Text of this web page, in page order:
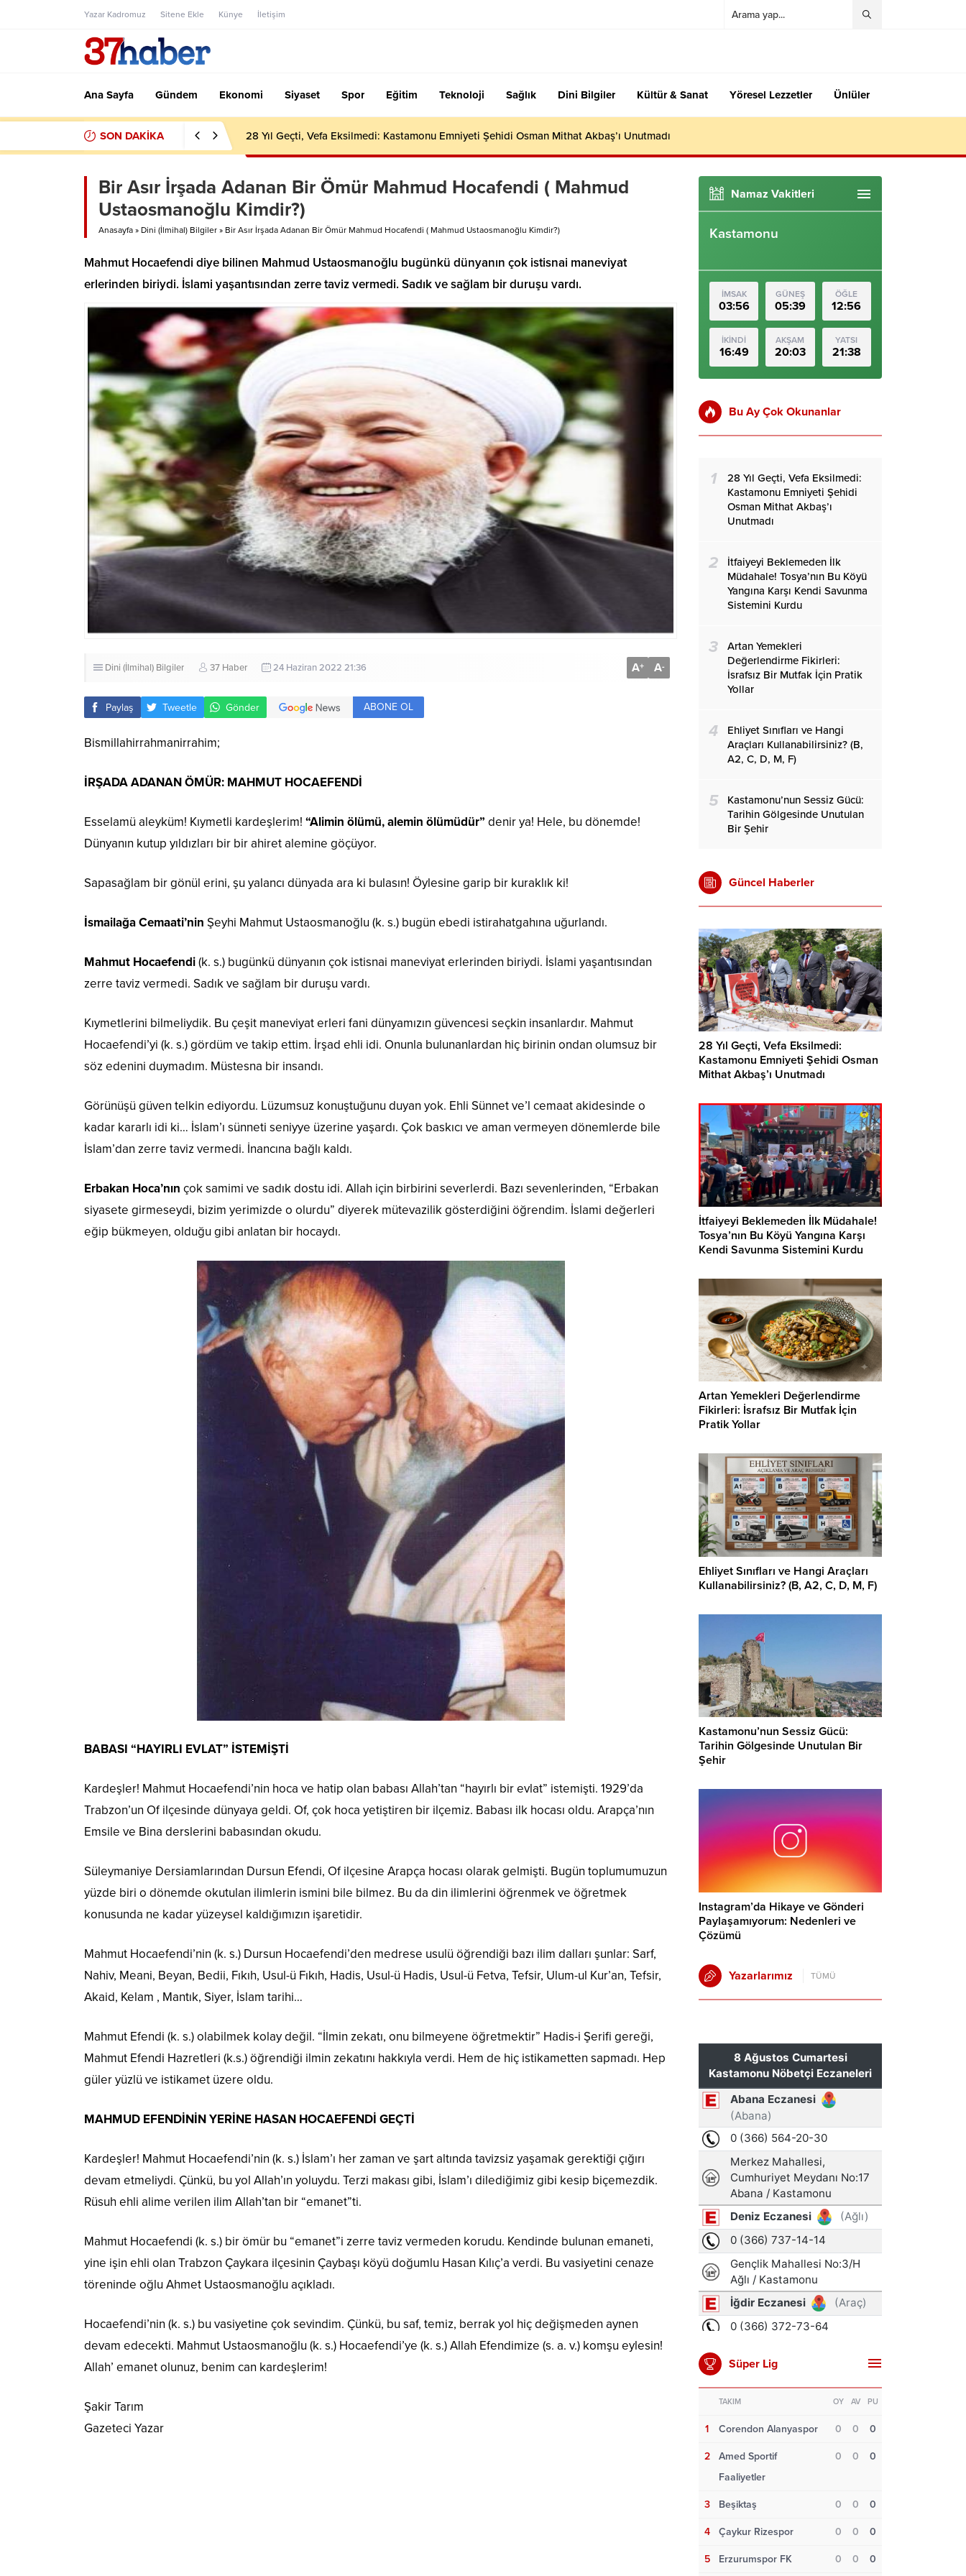
Yazar Kadromuz Sitene Ekle Künye İletişim
Ana Sayfa Gündem Ekonomi Siyaset Spor Eğitim Teknoloji Sağlık Dini Bilgiler Kültür & Sanat Yöresel Lezzetler Ünlüler
SON DAKİKA 28 Yıl Geçti, Vefa Eksilmedi: Kastamonu Emniyeti Şehidi Osman Mithat Akbaş’ı Unutmadı
Bir Asır İrşada Adanan Bir Ömür Mahmud Hocafendi ( Mahmud
Ustaosmanoğlu Kimdir?)
Anasayfa » Dini (İlmihal) Bilgiler » Bir Asır İrşada Adanan Bir Ömür Mahmud Hocafendi ( Mahmud Ustaosmanoğlu Kimdir?)
Mahmut Hocaefendi diye bilinen Mahmud Ustaosmanoğlu bugünkü dünyanın çok istisnai maneviyat
erlerinden biriydi. İslami yaşantısından zerre taviz vermedi. Sadık ve sağlam bir duruşu vardı.
Dini (İlmihal) Bilgiler 37 Haber 24 Haziran 2022 21:36 A+ A-
Paylaş Tweetle Gönder ABONE OL
Bismillahirrahmanirrahim;
İRŞADA ADANAN ÖMÜR: MAHMUT HOCAEFENDİ
Esselamü aleyküm! Kıymetli kardeşlerim! “Alimin ölümü, alemin ölümüdür” denir ya! Hele, bu dönemde!
Dünyanın kutup yıldızları bir bir ahiret alemine göçüyor.
Sapasağlam bir gönül erini, şu yalancı dünyada ara ki bulasın! Öylesine garip bir kuraklık ki!
İsmailağa Cemaati’nin Şeyhi Mahmut Ustaosmanoğlu (k. s.) bugün ebedi istirahatgahına uğurlandı.
Mahmut Hocaefendi(k. s.) bugünkü dünyanın çok istisnai maneviyat erlerinden biriydi. İslami yaşantısından
zerre taviz vermedi. Sadık ve sağlam bir duruşu vardı.
Kıymetlerini bilmeliydik. Bu çeşit maneviyat erleri fani dünyamızın güvencesi seçkin insanlardır. Mahmut
Hocaefendi’yi (k. s.) gördüm ve takip ettim. İrşad ehli idi. Onunla bulunanlardan hiç birinin ondan olumsuz bir
söz edenini duymadım. Müstesna bir insandı.
Görünüşü güven telkin ediyordu. Lüzumsuz konuştuğunu duyan yok. Ehli Sünnet ve’l cemaat akidesinde o
kadar kararlı idi ki… İslam’ı sünneti seniyye üzerine yaşardı. Çok baskıcı ve aman vermeyen dönemlerde bile
İslam’dan zerre taviz vermedi. İnancına bağlı kaldı.
Erbakan Hoca’nın çok samimi ve sadık dostu idi. Allah için birbirini severlerdi. Bazı sevenlerinden, “Erbakan
siyasete girmeseydi, bizim yerimizde o olurdu” diyerek mütevazilik gösterdiğini öğrendim. İslami değerleri
eğip bükmeyen, olduğu gibi anlatan bir hocaydı.
BABASI “HAYIRLI EVLAT” İSTEMİŞTİ
Kardeşler! Mahmut Hocaefendi’nin hoca ve hatip olan babası Allah’tan “hayırlı bir evlat” istemişti. 1929’da
Trabzon’un Of ilçesinde dünyaya geldi. Of, çok hoca yetiştiren bir ilçemiz. Babası ilk hocası oldu. Arapça’nın
Emsile ve Bina derslerini babasından okudu.
Süleymaniye Dersiamlarından Dursun Efendi, Of ilçesine Arapça hocası olarak gelmişti. Bugün toplumumuzun
yüzde biri o dönemde okutulan ilimlerin ismini bile bilmez. Bu da din ilimlerini öğrenmek ve öğretmek
konusunda ne kadar yüzeysel kaldığımızın işaretidir.
Mahmut Hocaefendi’nin (k. s.) Dursun Hocaefendi’den medrese usulü öğrendiği bazı ilim dalları şunlar: Sarf,
Nahiv, Meani, Beyan, Bedii, Fıkıh, Usul-ü Fıkıh, Hadis, Usul-ü Hadis, Usul-ü Fetva, Tefsir, Ulum-ul Kur’an, Tefsir,
Akaid, Kelam , Mantık, Siyer, İslam tarihi…
Mahmut Efendi (k. s.) olabilmek kolay değil. “İlmin zekatı, onu bilmeyene öğretmektir” Hadis-i Şerifi gereği,
Mahmut Efendi Hazretleri (k.s.) öğrendiği ilmin zekatını hakkıyla verdi. Hem de hiç istikametten sapmadı. Hep
güler yüzlü ve istikamet üzere oldu.
MAHMUD EFENDİNİN YERİNE HASAN HOCAEFENDİ GEÇTİ
Kardeşler! Mahmut Hocaefendi’nin (k. s.) İslam’ı her zaman ve şart altında tavizsiz yaşamak gerektiği çığırı
devam etmeliydi. Çünkü, bu yol Allah’ın yoluydu. Terzi makası gibi, İslam’ı dilediğimiz gibi kesip biçemezdik.
Rüsuh ehli alime verilen ilim Allah’tan bir “emanet”ti.
Mahmut Hocaefendi (k. s.) bir ömür bu “emanet”i zerre taviz vermeden korudu. Kendinde bulunan emaneti,
yine işin ehli olan Trabzon Çaykara ilçesinin Çaybaşı köyü doğumlu Hasan Kılıç’a verdi. Bu vasiyetini cenaze
töreninde oğlu Ahmet Ustaosmanoğlu açıkladı.
Hocaefendi’nin (k. s.) bu vasiyetine çok sevindim. Çünkü, bu saf, temiz, berrak yol hiç değişmeden aynen
devam edecekti. Mahmut Ustaosmanoğlu (k. s.) Hocaefendi’ye (k. s.) Allah Efendimize (s. a. v.) komşu eylesin!
Allah’ emanet olunuz, benim can kardeşlerim!
Şakir Tarım
Gazeteci Yazar
Namaz Vakitleri
Kastamonu
İMSAK
03:56
GÜNEŞ
05:39
ÖĞLE
12:56
İKİNDİ
16:49
AKŞAM
20:03
YATSI
21:38
Bu Ay Çok Okunanlar
1
28 Yıl Geçti, Vefa Eksilmedi:
Kastamonu Emniyeti Şehidi
Osman Mithat Akbaş’ı
Unutmadı
2
İtfaiyeyi Beklemeden İlk
Müdahale! Tosya’nın Bu Köyü
Yangına Karşı Kendi Savunma
Sistemini Kurdu
3
Artan Yemekleri
Değerlendirme Fikirleri:
İsrafsız Bir Mutfak İçin Pratik
Yollar
4
Ehliyet Sınıfları ve Hangi
Araçları Kullanabilirsiniz? (B,
A2, C, D, M, F)
5
Kastamonu’nun Sessiz Gücü:
Tarihin Gölgesinde Unutulan
Bir Şehir
Güncel Haberler
28 Yıl Geçti, Vefa Eksilmedi:
Kastamonu Emniyeti Şehidi Osman
Mithat Akbaş’ı Unutmadı
İtfaiyeyi Beklemeden İlk Müdahale!
Tosya’nın Bu Köyü Yangına Karşı
Kendi Savunma Sistemini Kurdu
Artan Yemekleri Değerlendirme
Fikirleri: İsrafsız Bir Mutfak İçin
Pratik Yollar
Ehliyet Sınıfları ve Hangi Araçları
Kullanabilirsiniz? (B, A2, C, D, M, F)
Kastamonu’nun Sessiz Gücü:
Tarihin Gölgesinde Unutulan Bir
Şehir
Instagram’da Hikaye ve Gönderi
Paylaşamıyorum: Nedenleri ve
Çözümü
Yazarlarımız TÜMÜ
Süper Lig
TAKIM OY AV PU
1 Corendon Alanyaspor 0 0 0
2
Amed Sportif
Faaliyetler
0 0 0
3 Beşiktaş 0 0 0
4 Çaykur Rizespor 0 0 0
5 Erzurumspor FK 0 0 0